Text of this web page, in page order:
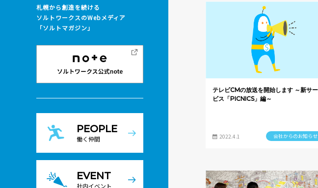
テレビCMの放送を開始します ～新サー
ビス「PICNICS」編～
2022.4.1 会社からのお知らせ
札幌から創造を続ける
ソルトワークスのWebメディア
「ソルトマガジン」
PEOPLE
働く仲間
EVENT
社内イベント